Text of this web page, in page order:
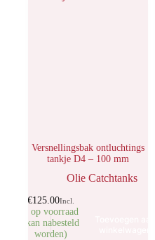
Versnellingsbak ontluchtings
tankje D4 – 100 mm
Olie Catchtanks
€125.00Incl.
5 op voorraad
(kan nabesteld
worden)